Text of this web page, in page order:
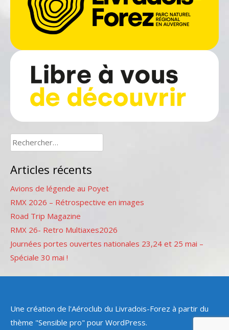
Rechercher :
Articles récents
Avions de légende au Poyet
RMX 2026 – Rétrospective en images
Road Trip Magazine
RMX 26- Retro Multiaxes2026
Journées portes ouvertes nationales 23,24 et 25 mai –
Spéciale 30 mai !
Une création de l'Aéroclub du Livradois-Forez à partir du
thème "Sensible pro" pour WordPress.